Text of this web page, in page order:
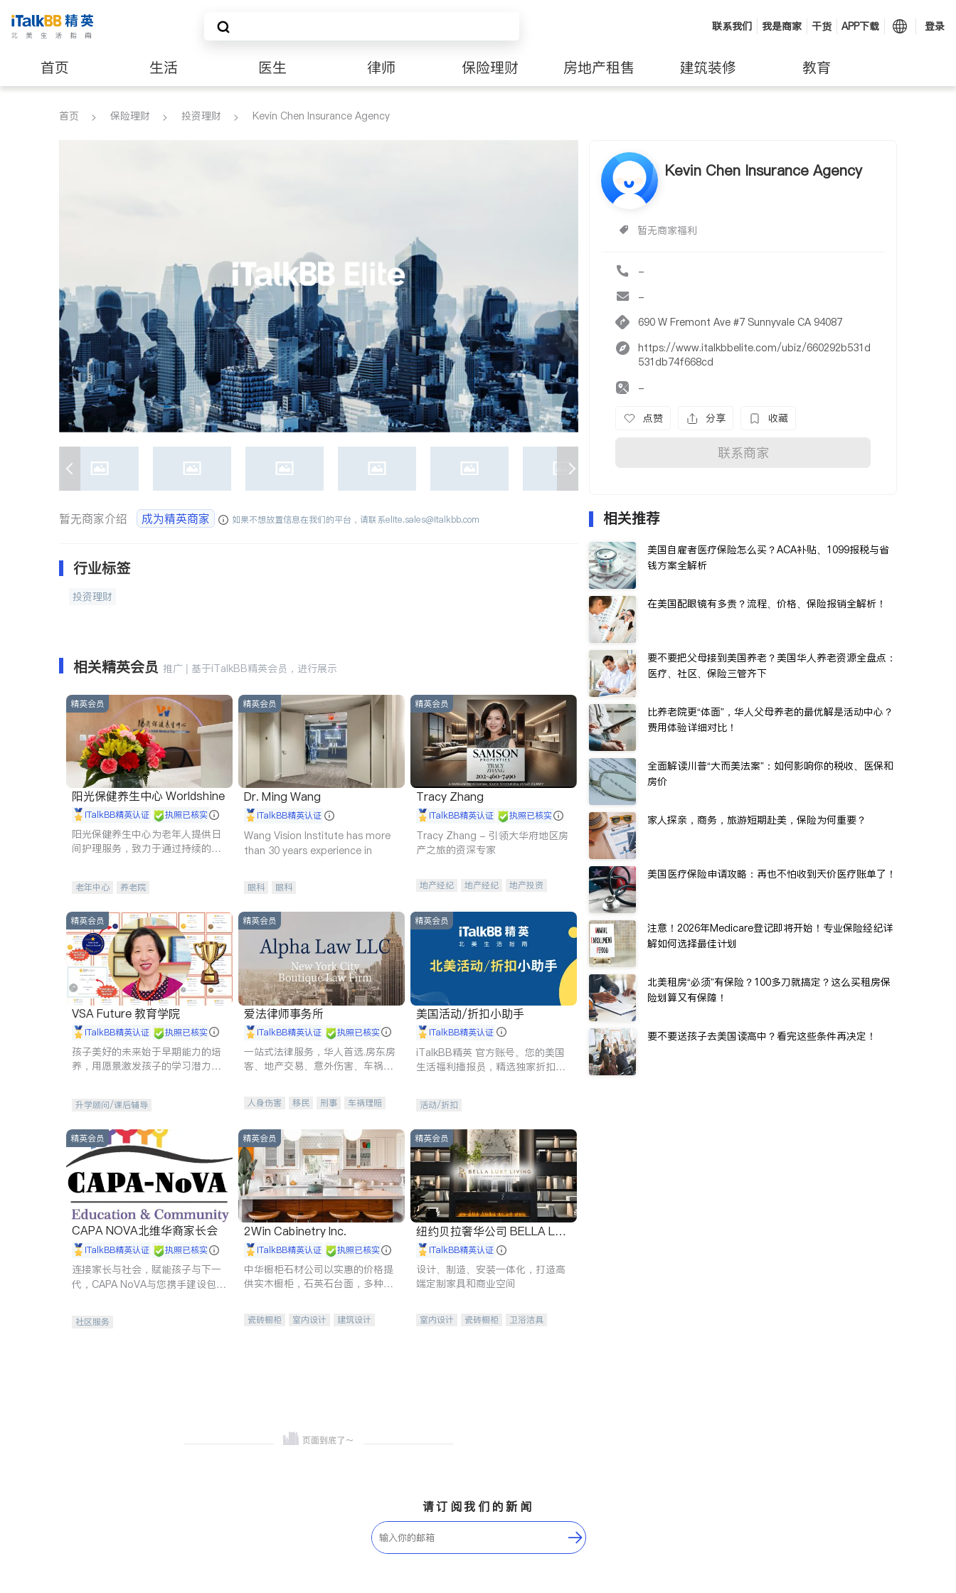
联系我们 我是商家 干货 APP下载 登录
首页 生活 医生 律师 保险理财 房地产租售 建筑装修 教育
养老 非盈利组织
首页 保险理财 投资理财 Kevin Chen Insurance Agency
Kevin Chen Insurance Agency
暂无商家福利
-
-
690 W Fremont Ave #7 Sunnyvale CA 94087
https://www.italkbbelite.com/ubiz/660292b531d
531db74f668cd
-
点赞 分享 收藏
联系商家
暂无商家介绍 成为精英商家 如果不想放置信息在我们的平台，请联系elite.sales@italkbb.com
行业标签
投资理财
相关精英会员 推广 | 基于iTalkBB精英会员，进行展示
精英会员
阳光保健养生中心 Worldshine
iTalkBB精英认证 执照已核实
阳光保健养生中心为老年人提供日
间护理服务，致力于通过持续的护
老年中心 养老院
精英会员
Dr. Ming Wang
iTalkBB精英认证
Wang Vision Institute has more
than 30 years experience in
眼科 眼科
精英会员
Tracy Zhang
iTalkBB精英认证 执照已核实
Tracy Zhang - 引领大华府地区房
产之旅的资深专家
地产经纪 地产经纪
地产投资
精英会员
VSA Future 教育学院
iTalkBB精英认证 执照已核实
孩子美好的未来始于早期能力的培
养，用愿景激发孩子的学习潜力和
升学顾问/课后辅导
精英会员
爱法律师事务所
iTalkBB精英认证 执照已核实
一站式法律服务，华人首选.房东房
客、地产交易、意外伤害、车祸重
人身伤害 移民 刑事
车祸理赔
商标注册
索赔 律师-其它 保释
精英会员
美国活动/折扣小助手
iTalkBB精英认证
iTalkBB精英 官方账号。您的美国
生活福利播报员，精选独家折扣、
活动/折扣
精英会员
CAPA NOVA北维华裔家长会
iTalkBB精英认证 执照已核实
连接家长与社会，赋能孩子与下一
代，CAPA NoVA与您携手建设包
社区服务
精英会员
2Win Cabinetry Inc.
iTalkBB精英认证 执照已核实
中华橱柜石材公司以实惠的价格提
供实木橱柜，石英石台面，多种优
机。品质厨房，家的选择。
瓷砖橱柜 室内设计
建筑设计
精英会员
纽约贝拉奢华公司 BELLA LUX
E iTalkBB精英认证
设计、制造、安装一体化，打造高
端定制家具和商业空间
室内设计 瓷砖橱柜
卫浴洁具
相关推荐
美国自雇者医疗保险怎么买？ACA补贴、1099报税与省
钱方案全解析
在美国配眼镜有多贵？流程、价格、保险报销全解析！
要不要把父母接到美国养老？美国华人养老资源全盘点：
医疗、社区、保险三管齐下
比养老院更“体面”，华人父母养老的最优解是活动中心？
费用体验详细对比！
全面解读川普“大而美法案”：如何影响你的税收、医保和
房价
家人探亲，商务，旅游短期赴美，保险为何重要？
美国医疗保险申请攻略：再也不怕收到天价医疗账单了！
注意！2026年Medicare登记即将开始！专业保险经纪详
解如何选择最佳计划
北美租房“必须”有保险？100多刀就搞定？这么买租房保
险划算又有保障！
要不要送孩子去美国读高中？看完这些条件再决定！
请订阅我们的新闻